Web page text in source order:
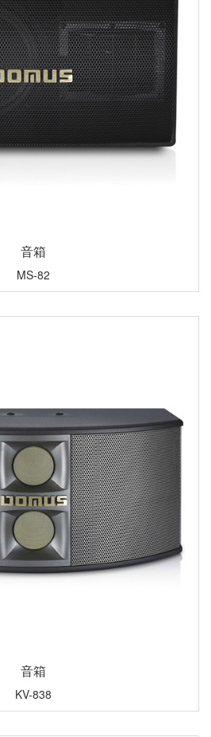
音箱
MS-82
音箱
KV-838